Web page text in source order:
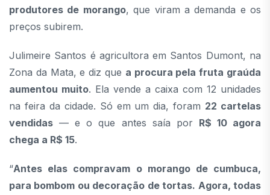
produtores de morango, que viram a demanda e os
preços subirem.
Julimeire Santos é agricultora em Santos Dumont, na
Zona da Mata, e diz que a procura pela fruta graúda
aumentou muito. Ela vende a caixa com 12 unidades
na feira da cidade. Só em um dia, foram 22 cartelas
vendidas — e o que antes saía por R$ 10 agora
chega a R$ 15.
“Antes elas compravam o morango de cumbuca,
para bombom ou decoração de tortas. Agora, todas